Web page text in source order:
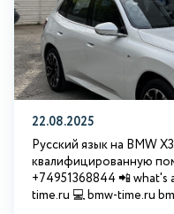
22.08.2025
Русский язык на BMW
квалифицированную
+74951368844 📲
time.ru 💻 bmw-time.ru